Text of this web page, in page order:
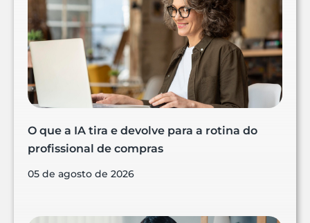
O que a IA tira e devolve para a rotina do
profissional de compras
05 de agosto de 2026